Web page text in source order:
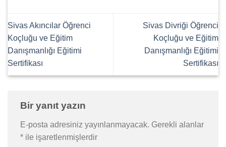
Sivas Akıncılar Öğrenci
Koçluğu ve Eğitim
Danışmanlığı Eğitimi
Sertifikası
Sivas Divriği Öğrenci
Koçluğu ve Eğitim
Danışmanlığı Eğitimi
Sertifikası
Bir yanıt yazın
E-posta adresiniz yayınlanmayacak. Gerekli alanlar
* ile işaretlenmişlerdir